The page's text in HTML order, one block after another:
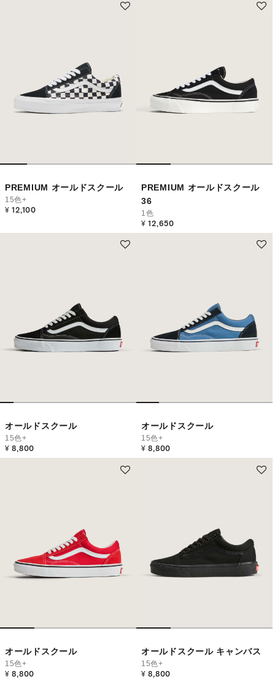
PREMIUM オールドスクール
15色+
¥ 12,100
PREMIUM オールドスクール
36
1色
¥ 12,650
オールドスクール
15色+
¥ 8,800
オールドスクール
15色+
¥ 8,800
オールドスクール
15色+
¥ 8,800
オールドスクール キャンバス
15色+
¥ 8,800